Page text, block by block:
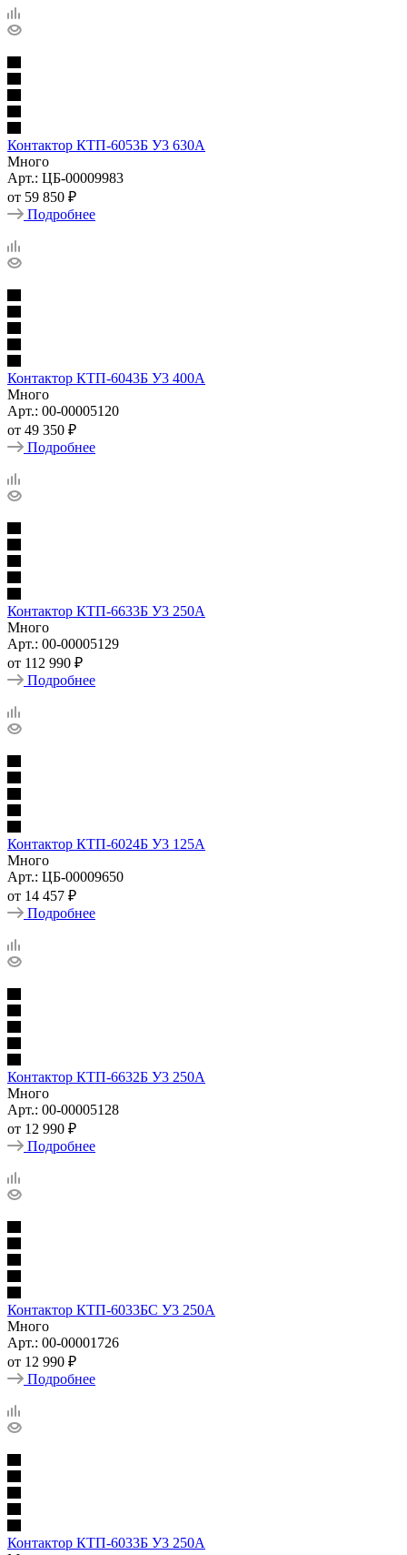
Контактор КТП-6053Б У3 630А
Много
Арт.: ЦБ-00009983
от 59 850 ₽
Подробнее
Контактор КТП-6043Б У3 400А
Много
Арт.: 00-00005120
от 49 350 ₽
Подробнее
Контактор КТП-6633Б У3 250А
Много
Арт.: 00-00005129
от 112 990 ₽
Подробнее
Контактор КТП-6024Б У3 125А
Много
Арт.: ЦБ-00009650
от 14 457 ₽
Подробнее
Контактор КТП-6632Б У3 250А
Много
Арт.: 00-00005128
от 12 990 ₽
Подробнее
Контактор КТП-6033БС У3 250А
Много
Арт.: 00-00001726
от 12 990 ₽
Подробнее
Контактор КТП-6033Б У3 250А